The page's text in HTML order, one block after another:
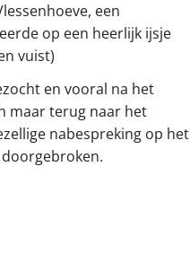
een
op een heerlijk ijsje
vuist)
en vooral na het
maar terug naar het
nabespreking op het